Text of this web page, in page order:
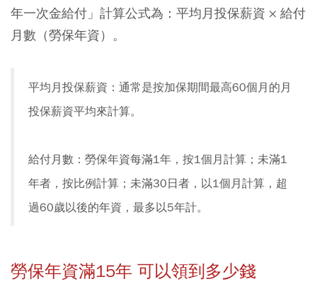
年一次金給付」計算公式為：平均月投保薪資 × 給付
月數（勞保年資）。
平均月投保薪資：通常是按加保期間最高60個月的月
投保薪資平均來計算。
給付月數：勞保年資每滿1年，按1個月計算；未滿1
年者，按比例計算；未滿30日者，以1個月計算，超
過60歲以後的年資，最多以5年計。
勞保年資滿15年 可以領到多少錢